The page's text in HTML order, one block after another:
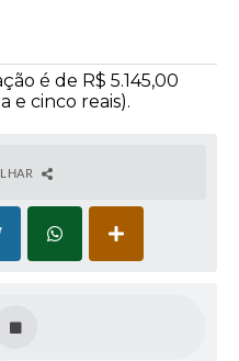
é de R$ 5.145,00
e cinco reais).